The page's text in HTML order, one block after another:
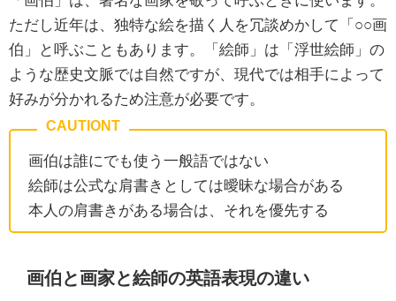
ただし近年は、独特な絵を描く人を冗談めかして「○○画
伯」と呼ぶこともあります。「絵師」は「浮世絵師」の
ような歴史文脈では自然ですが、現代では相手によって
好みが分かれるため注意が必要です。
画伯は誰にでも使う一般語ではない
絵師は公式な肩書きとしては曖昧な場合がある
本人の肩書きがある場合は、それを優先する
画伯と画家と絵師の英語表現の違い